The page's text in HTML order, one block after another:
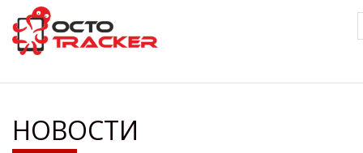
Перейти
основному
содержанию
НОВОСТИ